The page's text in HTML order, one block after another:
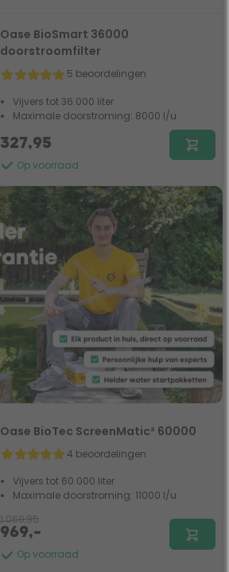
Oase BioSmart 36000
doorstroomfilter
5 beoordelingen
Vijvers tot 36.000 liter
Maximale doorstroming: 8000 l/u
Op voorraad
327,95
Oase BioTec ScreenMatic² 60000
4 beoordelingen
Vijvers tot 60.000 liter
Maximale doorstroming: 11000 l/u
Op voorraad
1.069,95
969,-